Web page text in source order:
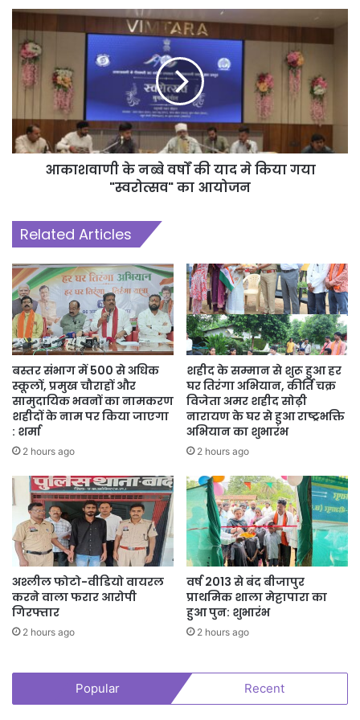
आकाशवाणी रायपुर के उपमहानिदेशक एवं क्लस्टर प्रमुख श्री वी. राजेश्वर ने
उपस्थित जनसमूह का स्वागत करते हुए कहा कि स्वरोत्सव आकाशवाणी की समृद्ध
सांस्कृतिक विरासत और लोकसेवा प्रसारण की परंपरा का जीवंत उदाहरण है।
उन्होंने कहा कि स्वतंत्रता पूर्व से लेकर आज तक आकाशवाणी ने समाज को
जागरूक करने और सांस्कृतिक मूल्यों के संरक्षण में महत्वपूर्ण भूमिका निभाई है।
बदलते समय के साथ भी आकाशवाणी अपने ध्येय वाक्य बहुजन हिताय, बहुजन
सुखाय के सिद्धांत पर निरंतर कार्य कर रही है।
आकाशवाणी रायपुर के कार्यक्रम प्रमुख एवं सहायक निदेशक (कार्यक्रम) पंकज
मिश्र ने कार्यक्रम में उपस्थित श्रोताओं और कलाकारों के प्रति आभार व्यक्त
किया। उन्होंने कहा कि स्वरोत्सव जैसे आयोजनों का उद्देश्य श्रोताओं को उनकी
पसंदीदा प्रस्तुतियों और कलाकारों से सीधे जोडऩा है, जिससे भारतीय संगीत परंपरा
संगीत और सुरों से सजे स्वरोत्सव का यह आयोजन उपस्थित श्रोताओं के लिए लंबे
समय तक यादगार बना रहेगा।
आकाशवाणी के नब्बे वर्षों की याद मे किया गया
"स्वरोत्सव" का आयोजन
Related Articles
बस्तर संभाग में 500 से अधिक
स्कूलों, प्रमुख चौराहों और
सामुदायिक भवनों का नामकरण
शहीदों के नाम पर किया जाएगा
: शर्मा
2 hours ago
शहीद के सम्मान से शुरू हुआ हर
घर तिरंगा अभियान, कीर्ति चक्र
विजेता अमर शहीद सोढ़ी
नारायण के घर से हुआ राष्ट्रभक्ति
अभियान का शुभारंभ
2 hours ago
अश्लील फोटो-वीडियो वायरल
करने वाला फरार आरोपी
गिरफ्तार
2 hours ago
वर्ष 2013 से बंद बीजापुर
प्राथमिक शाला मेट्टापारा का
हुआ पुन: शुभारंभ
2 hours ago
Popular Recent